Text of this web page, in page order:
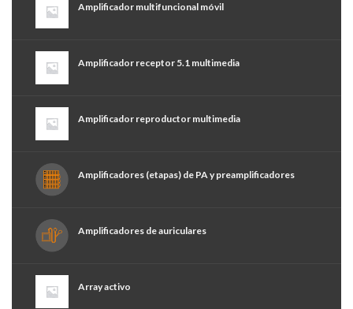
Amplificador multifuncional móvil
Amplificador receptor 5.1 multimedia
Amplificador reproductor multimedia
Amplificadores (etapas) de PA y preamplificadores
Amplificadores de auriculares
Array activo